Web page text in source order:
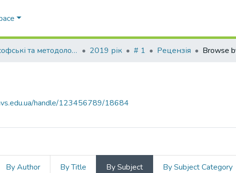
Філософські та методологічні проблеми права 2019 рік # 1 Рецензія Browse
handle/123456789/18684
By Author By Title By Subject By Subject Category